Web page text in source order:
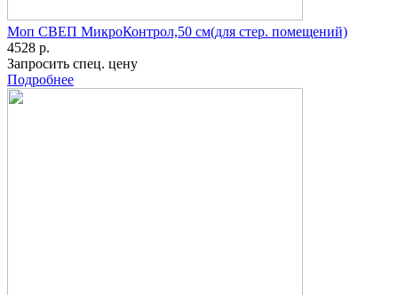
Моп СВЕП МикроКонтрол,50 см(для стер. помещений)
4528 р.
Запросить спец. цену
Подробнее